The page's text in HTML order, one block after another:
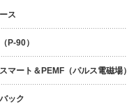
ス
P-90）
マート＆PEMF（パルス電磁場）
ック